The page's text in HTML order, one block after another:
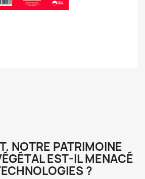
NOTRE PATRIMOINE
EST-IL MENACÉ
?